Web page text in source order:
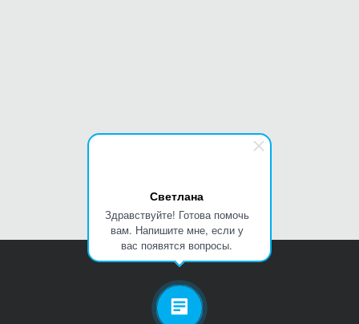
Светлана
Здравствуйте! Готова помочь
вам. Напишите мне, если у
вас появятся вопросы.